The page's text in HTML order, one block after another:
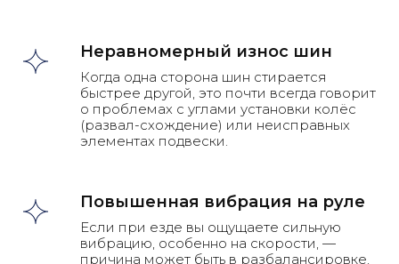
Неравномерный износ шин
Когда одна сторона шин стирается
быстрее другой, это почти всегда говорит
о проблемах с углами установки колёс
(развал-схождение) или неисправных
элементах подвески.
Повышенная вибрация на руле
Если при езде вы ощущаете сильную
вибрацию, особенно на скорости, —
причина может быть в разбалансировке,